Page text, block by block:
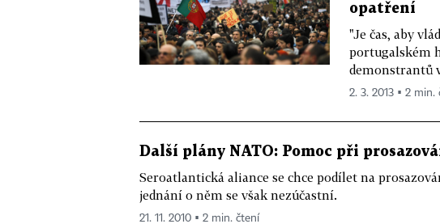
opatření
"Je čas, aby
portugalském
demonstrantů
2. 3. 2013 ▪ 2 min.
Další plány NATO: Pomoc při
Seroatlantická aliance se chce podílet na
jednání o něm se však nezúčastní.
21. 11. 2010 ▪ 2 min. čtení